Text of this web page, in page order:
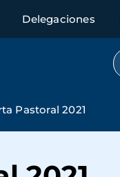
Delegaciones
Pastoral 2021